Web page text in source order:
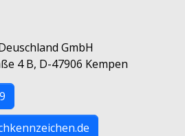
GmbH
4 B, D-47906 Kempen